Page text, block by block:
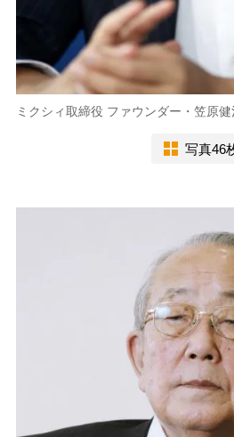
ミクシィ取締役 ファウンダー・笠原健
写真46